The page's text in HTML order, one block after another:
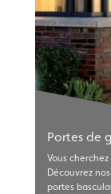
Portes de
Vous
Découvrez
portes